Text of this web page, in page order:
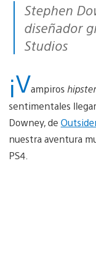
Stephen Downey, director y
diseñador
Studios
¡Vampiros hipster
sentimentales
Downey, de
nuestra aventura
PS4.